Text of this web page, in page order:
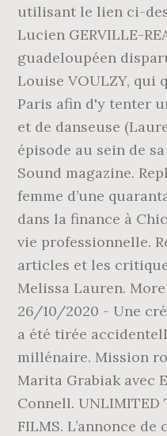
utilisant le lien ci-
Lucien GERVILLE-
guadeloupéen
Louise VOULZY, qui
Paris afin d'y tenter
et de danseuse
épisode au sein de
Sound magazine.
femme d’une
dans la finance à
vie professionnelle.
articles et les
Melissa Lauren.
26/10/2020 - Une
a été tirée
millénaire. Mission
Marita Grabiak avec
Connell. UNLIMITED
FILMS. L’annonce